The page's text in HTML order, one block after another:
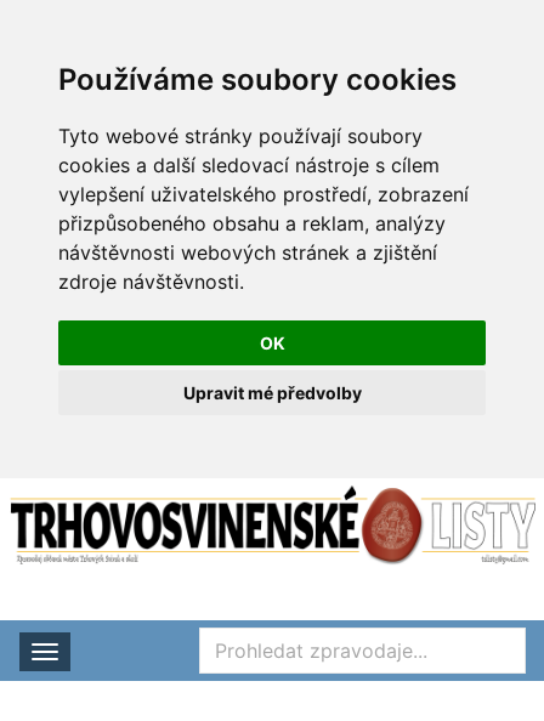
Používáme soubory cookies
Tyto webové stránky používají soubory
cookies a další sledovací nástroje s cílem
vylepšení uživatelského prostředí, zobrazení
přizpůsobeného obsahu a reklam, analýzy
návštěvnosti webových stránek a zjištění
zdroje návštěvnosti.
OK
Upravit mé předvolby
Rozbalit nabídku